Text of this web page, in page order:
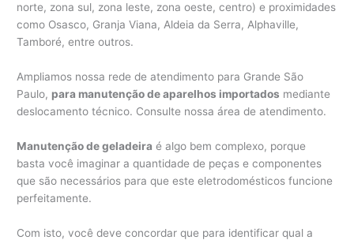
norte, zona sul, zona leste, zona oeste, centro) e proximidades
como Osasco, Granja Viana, Aldeia da Serra, Alphaville,
Tamboré, entre outros.
Ampliamos nossa rede de atendimento para Grande São
Paulo, para manutenção de aparelhos importados mediante
deslocamento técnico. Consulte nossa área de atendimento.
Manutenção de geladeira é algo bem complexo, porque
basta você imaginar a quantidade de peças e componentes
que são necessários para que este eletrodomésticos funcione
perfeitamente.
Com isto, você deve concordar que para identificar qual a